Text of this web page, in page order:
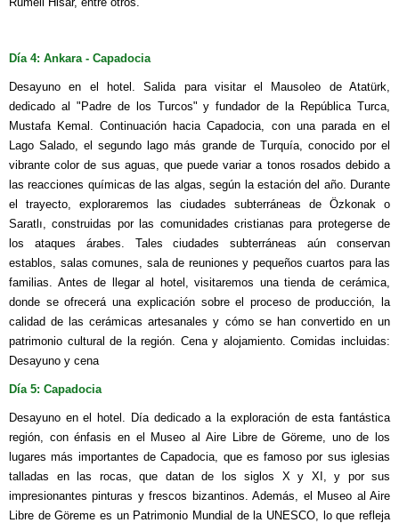
Día 4: Ankara - Capadocia
Desayuno en el hotel. Salida para visitar el Mausoleo de Atatürk,
dedicado al "Padre de los Turcos" y fundador de la República Turca,
Mustafa Kemal. Continuación hacia Capadocia, con una parada en el
Lago Salado, el segundo lago más grande de Turquía, conocido por el
vibrante color de sus aguas, que puede variar a tonos rosados debido a
las reacciones químicas de las algas, según la estación del año. Durante
el trayecto, exploraremos las ciudades subterráneas de Özkonak o
Saratlı, construidas por las comunidades cristianas para protegerse de
los ataques árabes. Tales ciudades subterráneas aún conservan
establos, salas comunes, sala de reuniones y pequeños cuartos para las
familias. Antes de llegar al hotel, visitaremos una tienda de cerámica,
donde se ofrecerá una explicación sobre el proceso de producción, la
calidad de las cerámicas artesanales y cómo se han convertido en un
patrimonio cultural de la región. Cena y alojamiento. Comidas incluidas:
Desayuno y cena
Día 5: Capadocia
Desayuno en el hotel. Día dedicado a la exploración de esta fantástica
región, con énfasis en el Museo al Aire Libre de Göreme, uno de los
lugares más importantes de Capadocia, que es famoso por sus iglesias
talladas en las rocas, que datan de los siglos X y XI, y por sus
impresionantes pinturas y frescos bizantinos. Además, el Museo al Aire
Libre de Göreme es un Patrimonio Mundial de la UNESCO, lo que refleja